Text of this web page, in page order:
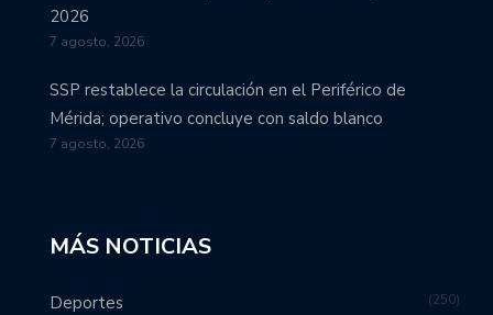
2026
7 agosto, 2026
SSP restablece la circulación en el Periférico de
Mérida; operativo concluye con saldo blanco
7 agosto, 2026
MÁS NOTICIAS
Deportes 250